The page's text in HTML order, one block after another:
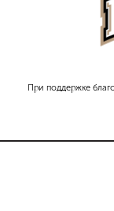
При поддержке